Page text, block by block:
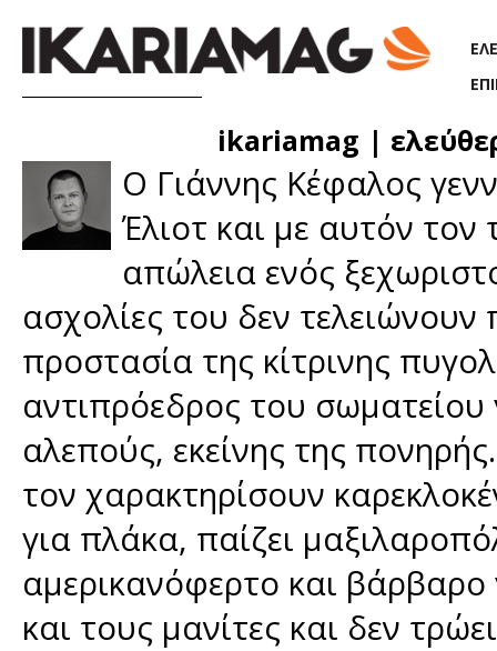
ikariamag |
Ο Γιάννης Κέφαλος
Έλιοτ και με αυτόν
απώλεια ενός
ασχολίες του δεν
προστασία της κίτρινης
αντιπρόεδρος του
αλεπούς, εκείνης της
τον χαρακτηρίσουν
για πλάκα, παίζει
αμερικανόφερτο και
και τους μανίτες και δεν